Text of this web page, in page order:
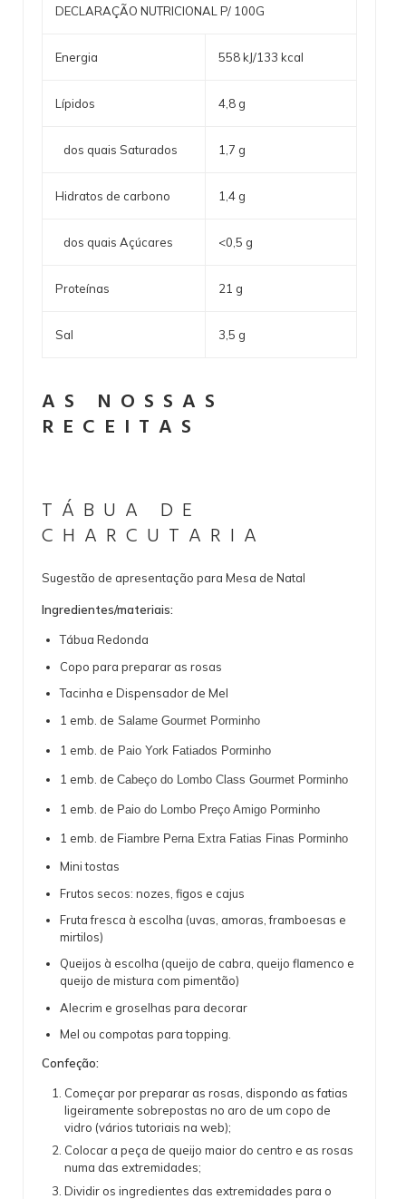
DECLARAÇÃO NUTRICIONAL P/ 100G
Energia 558 kJ/133 kcal
Lípidos 4,8 g
dos quais Saturados 1,7 g
Hidratos de carbono 1,4 g
dos quais Açúcares <0,5 g
Proteínas 21 g
Sal 3,5 g
AS NOSSAS
RECEITAS
TÁBUA DE
CHARCUTARIA
Sugestão de apresentação para Mesa de Natal
Ingredientes/materiais:
Tábua Redonda
Copo para preparar as rosas
Tacinha e Dispensador de Mel
1 emb. de Salame Gourmet Porminho
1 emb. de Paio York Fatiados Porminho
1 emb. de Cabeço do Lombo Class Gourmet Porminho
1 emb. de Paio do Lombo Preço Amigo Porminho
1 emb. de Fiambre Perna Extra Fatias Finas Porminho
Mini tostas
Frutos secos: nozes, figos e cajus
Fruta fresca à escolha (uvas, amoras, framboesas e
mirtilos)
Queijos à escolha (queijo de cabra, queijo flamenco e
queijo de mistura com pimentão)
Alecrim e groselhas para decorar
Mel ou compotas para topping.
Confeção:
Começar por preparar as rosas, dispondo as fatias
ligeiramente sobrepostas no aro de um copo de
vidro (vários tutoriais na web);
Colocar a peça de queijo maior do centro e as rosas
numa das extremidades;
Dividir os ingredientes das extremidades para o